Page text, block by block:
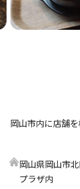
岡山市内に店舗
ンと具だくさん
ンパがセットに
岡山県岡山市
プラザ内